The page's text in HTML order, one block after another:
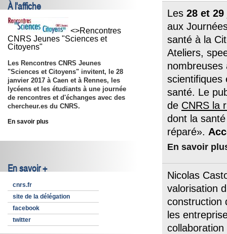
À l'affiche
<>Rencontres
CNRS Jeunes "Sciences et
Citoyens"
Les Rencontres CNRS Jeunes
"Sciences et Citoyens" invitent, le 28
janvier 2017 à Caen et à Rennes, les
lycéens et les étudiants à une journée
de rencontres et d'échanges avec des
chercheur.es du CNRS.
En savoir plus
En savoir +
cnrs.fr
site de la délégation
facebook
twitter
Les 28 et
aux
santé à la
Ateliers,
nombreuses
scientifiques
santé. Le
de CNRS la
dont la
réparé».
En savoir
Nicolas
valorisation
construction
les